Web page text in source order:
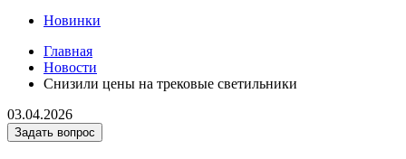
Новинки
Главная
Новости
Снизили цены на трековые светильники
03.04.2026
Задать вопрос